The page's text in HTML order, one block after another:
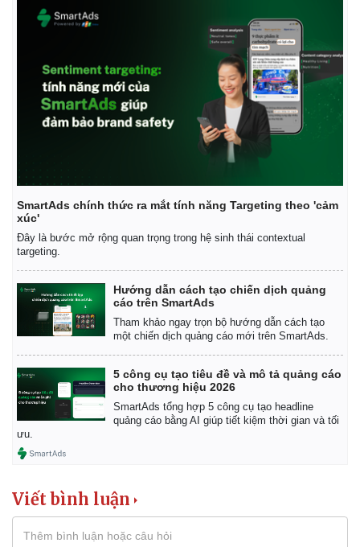
Bất động sản
Thị trường
Giá cà phê
SmartAds chính thức ra mắt tính năng Targeting theo 'cảm
xúc'
Đây là bước mở rộng quan trọng trong hệ sinh thái contextual
targeting.
Hướng dẫn cách tạo chiến dịch quảng
cáo trên SmartAds
Tham khảo ngay trọn bộ hướng dẫn cách tạo
một chiến dịch quảng cáo mới trên SmartAds.
5 công cụ tạo tiêu đề và mô tả quảng cáo
cho thương hiệu 2026
SmartAds tổng hợp 5 công cụ tạo headline
quảng cáo bằng AI giúp tiết kiệm thời gian và tối
ưu.
Viết bình luận